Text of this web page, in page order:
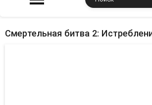
Смертельная битва 2: